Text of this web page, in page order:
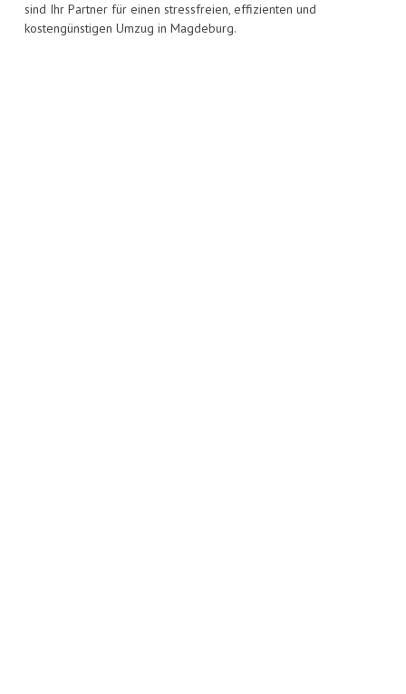
sind Ihr Partner für einen stressfreien, effizienten und
kostengünstigen Umzug in Magdeburg.